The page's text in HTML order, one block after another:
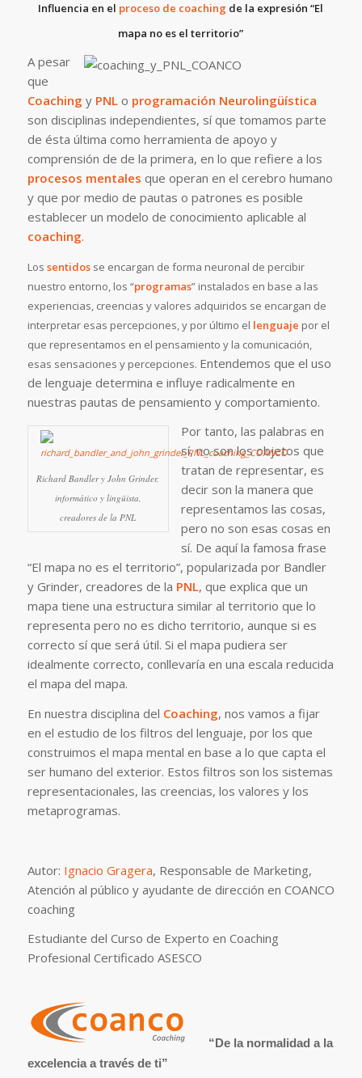
Influencia en el proceso de coaching de la expresión “El
mapa no es el territorio”
A pesar
que
Coaching y PNLo programación Neurolingüística
son disciplinas independientes, sí que tomamos parte
de ésta última como herramienta de apoyo y
comprensión de de la primera, en lo que refiere a los
procesos mentales que operan en el cerebro humano
y que por medio de pautas o patrones es posible
establecer un modelo de conocimiento aplicable al
coaching.
Los sentidosse encargan de forma neuronal de percibir
nuestro entorno, los “programas” instalados en base a las
experiencias, creencias y valores adquiridos se encargan de
interpretar esas percepciones, y por último el lenguaje por el
que representamos en el pensamiento y la comunicación,
esas sensaciones y percepciones. Entendemos que el uso
de lenguaje determina e influye radicalmente en
nuestras pautas de pensamiento y comportamiento.
Richard Bandler y John Grinder,
informático y lingüista,
creadores de la PNL
Por tanto, las palabras en
sí, no son los objetos que
tratan de representar, es
decir son la manera que
representamos las cosas,
pero no son esas cosas en
sí. De aquí la famosa frase
“El mapa no es el territorio”, popularizada por Bandler
y Grinder, creadores de la PNL, que explica que un
mapa tiene una estructura similar al territorio que lo
representa pero no es dicho territorio, aunque si es
correcto sí que será útil. Si el mapa pudiera ser
idealmente correcto, conllevaría en una escala reducida
el mapa del mapa.
En nuestra disciplina del Coaching, nos vamos a fijar
en el estudio de los filtros del lenguaje, por los que
construimos el mapa mental en base a lo que capta el
ser humano del exterior. Estos filtros son los sistemas
representacionales, las creencias, los valores y los
metaprogramas.
Autor: Ignacio Gragera, Responsable de Marketing,
Atención al público y ayudante de dirección en COANCO
coaching
Estudiante del Curso de Experto en Coaching
Profesional Certificado ASESCO
“De la normalidad a la
excelencia a través de ti”